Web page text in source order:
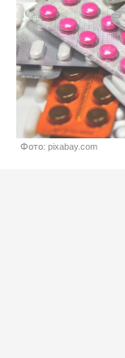
Фото: pixabay.com